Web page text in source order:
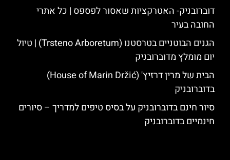
דוברובניק- האטרקציות שאסור לפספס | כל אתרי
החובה בעיר
הגנים הבוטניים בטרסטנו (Trsteno Arboretum) | טיול
יום מומלץ מדוברובניק
הבית של מרין דרזיץ' (House of Marin Držić)
בדוברובניק
סיור חינם בדוברובניק על בסיס טיפים למדריך – סיורים
חינמיים בדוברובניק